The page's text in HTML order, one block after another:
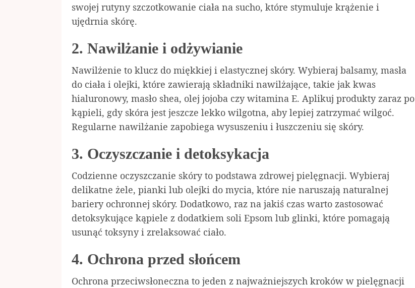
swojej rutyny szczotkowanie ciała na sucho, które stymuluje krążenie i
ujędrnia skórę.
2. Nawilżanie i odżywianie
Nawilżenie to klucz do miękkiej i elastycznej skóry. Wybieraj balsamy, masła
do ciała i olejki, które zawierają składniki nawilżające, takie jak kwas
hialuronowy, masło shea, olej jojoba czy witamina E. Aplikuj produkty zaraz po
kąpieli, gdy skóra jest jeszcze lekko wilgotna, aby lepiej zatrzymać wilgoć.
Regularne nawilżanie zapobiega wysuszeniu i łuszczeniu się skóry.
3. Oczyszczanie i detoksykacja
Codzienne oczyszczanie skóry to podstawa zdrowej pielęgnacji. Wybieraj
delikatne żele, pianki lub olejki do mycia, które nie naruszają naturalnej
bariery ochronnej skóry. Dodatkowo, raz na jakiś czas warto zastosować
detoksykujące kąpiele z dodatkiem soli Epsom lub glinki, które pomagają
usunąć toksyny i zrelaksować ciało.
4. Ochrona przed słońcem
Ochrona przeciwsłoneczna to jeden z najważniejszych kroków w pielęgnacji